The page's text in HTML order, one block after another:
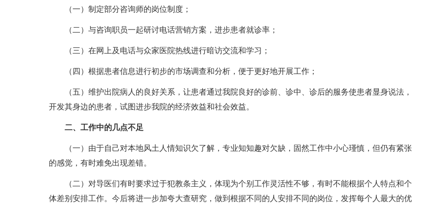
（一）制定部分咨询师的岗位制度；
（二）与咨询职员一起研讨电话营销方案，进步患者就诊率；
（三）在网上及电话与众家医院热线进行暗访交流和学习；
（四）根据患者信息进行初步的市场调查和分析，便于更好地开展工作；
（五）维护出院病人的良好关系，让患者通过我院良好的诊前、诊中、诊后的服务使患者显身说法，
开发其身边的患者，试图进步我院的经济效益和社会效益。
二、工作中的几点不足
（一）由于自己对本地风土人情知识欠了解，专业知知趣对欠缺，固然工作中小心瑾慎，但仍有紧张
的感觉，有时难免出现差错。
（二）对导医们有时要求过于犯教条主义，体现为个别工作灵活性不够，有时不能根据个人特点和个
体差别安排工作。今后将进一步加夸大查研究，做到根据不同的人安排不同的岗位，发挥每个人最大的优